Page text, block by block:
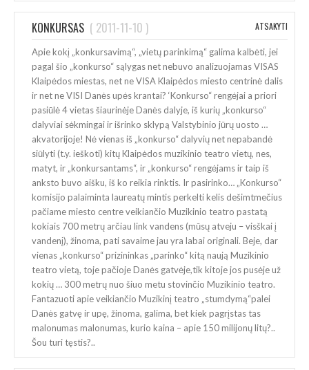
KONKURSAS ( 2011-11-10 ) ATSAKYTI
Apie kokį „konkursavimą“, „vietų parinkimą“ galima kalbėti, jei
pagal šio „konkurso“ sąlygas net nebuvo analizuojamas VISAS
Klaipėdos miestas, net ne VISA Klaipėdos miesto centrinė dalis
ir net ne VISI Danės upės krantai? ‘Konkurso“ rengėjai a priori
pasiūlė 4 vietas šiaurinėje Danės dalyje, iš kurių „konkurso“
dalyviai sėkmingai ir išrinko sklypą Valstybinio jūrų uosto …
akvatorijoje! Nė vienas iš „konkurso“ dalyvių net nepabandė
siūlyti (t.y. ieškoti) kitų Klaipėdos muzikinio teatro vietų, nes,
matyt, ir „konkursantams“, ir „konkurso“ rengėjams ir taip iš
anksto buvo aišku, iš ko reikia rinktis. Ir pasirinko… „Konkurso“
komisijo palaiminta laureatų mintis perkelti kelis dešimtmečius
pačiame miesto centre veikiančio Muzikinio teatro pastatą
kokiais 700 metrų arčiau link vandens (mūsų atveju – visškai į
vandenį), žinoma, pati savaime jau yra labai originali. Beje, dar
vienas „konkurso“ prizininkas „parinko“ kitą naują Muzikinio
teatro vietą, toje pačioje Danės gatvėje,tik kitoje jos pusėje už
kokių … 300 metrų nuo šiuo metu stovinčio Muzikinio teatro.
Fantazuoti apie veikiančio Muzikinį teatro „stumdymą“palei
Danės gatvę ir upę, žinoma, galima, bet kiek pagrįstas tas
malonumas malonumas, kurio kaina – apie 150 milijonų litų?..
Šou turi tęstis?..